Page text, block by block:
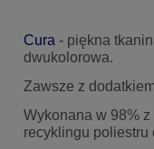
Cura - piękna
dwukolorowa.
Zawsze z
Wykonana w 98%
recyklingu poliestru